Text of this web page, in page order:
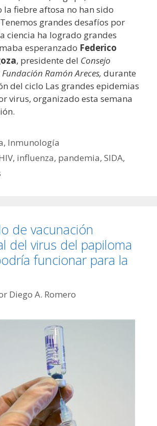
fiebre aftosa no han sido
grandes desafíos por
ciencia ha logrado grandes
esperanzado Federico
, presidente del Consejo
Ramón Areces, durante
del ciclo Las grandes epidemias
virus, organizado esta semana
, Inmunología
, influenza, pandemia,SIDA,
de vacunación
del virus del papiloma
funcionar para la
Diego A. Romero